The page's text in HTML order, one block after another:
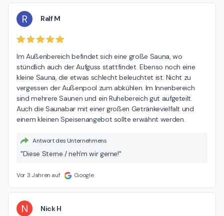
R Ralf M
Im Außenbereich befindet sich eine große Sauna, wo
stündlich auch der Aufguss stattfindet. Ebenso noch eine
kleine Sauna, die etwas schlecht beleuchtet ist. Nicht zu
vergessen der Außenpool zum abkühlen. Im Innenbereich
sind mehrere Saunen und ein Ruhebereich gut aufgeteilt.
Auch die Saunabar mit einer großen Getränkevielfalt und
einem kleinen Speisenangebot sollte erwähnt werden.
Antwort des Unternehmens
"Diese Sterne / neh'm wir gerne!"
Vor 3 Jahren auf Google
N Nick H